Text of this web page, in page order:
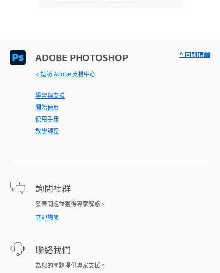
ADOBE PHOTOSHOP
< 造訪 Adobe 支援中心
學習與支援
開始使用
使用手冊
教學課程
詢問社群
發表問題並獲得專家解惑。
立即詢問
聯絡我們
為您的問題提供專家支援。
^ 回到頂端